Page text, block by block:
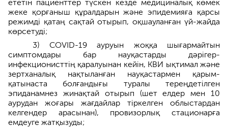
ететін пациенттер түскен кезде медициналық көмек
жеке қорғаныш құралдарын және эпидемияға қарсы
режимді қатаң сақтай отырып, оқшауланған үй-жайда
көрсетуді;
3) COVID-19 ауруын жоққа шығармайтын
симптомдары бар науқастарды дәрігер-
инфекционисттің қаралуынан кейін, КВИ ықтимал және
зертханалық нақтыланған науқастармен қарым-
қатынаста болғандығы туралы тереңдетілген
эпиданамнез жинақтай отырып (шет елдер мен 10
аурудан жоғары жағдайлар тіркелген облыстардан
келгендер арасынан), провизорлық стационарға
емдеуге жатқызуды;